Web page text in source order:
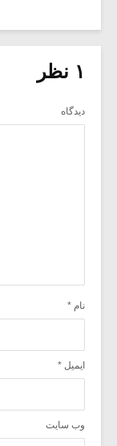
۱ نظر
دیدگاه
نام *
ایمیل *
وب‌ سایت